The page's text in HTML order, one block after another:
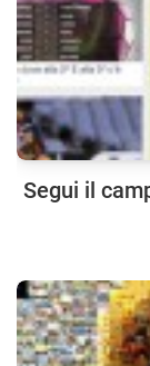
Segui il